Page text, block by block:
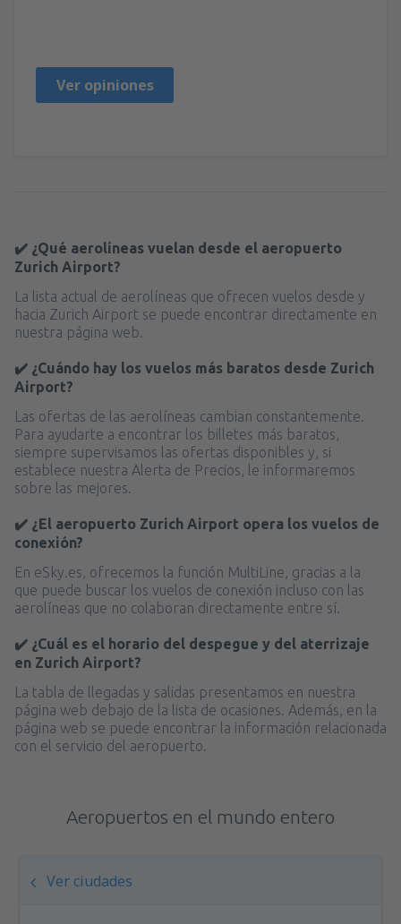
Ver opiniones
✔️ ¿Qué aerolíneas vuelan desde el aeropuerto
Zurich Airport?
La lista actual de aerolíneas que ofrecen vuelos desde y
hacia Zurich Airport se puede encontrar directamente en
nuestra página web.
✔️ ¿Cuándo hay los vuelos más baratos desde Zurich
Airport?
Las ofertas de las aerolíneas cambian constantemente.
Para ayudarte a encontrar los billetes más baratos,
siempre supervisamos las ofertas disponibles y, si
establece nuestra Alerta de Precios, le informaremos
sobre las mejores.
✔️ ¿El aeropuerto Zurich Airport opera los vuelos de
conexión?
En eSky.es, ofrecemos la función MultiLine, gracias a la
que puede buscar los vuelos de conexión incluso con las
aerolíneas que no colaboran directamente entre sí.
✔️ ¿Cuál es el horario del despegue y del aterrizaje
en Zurich Airport?
La tabla de llegadas y salidas presentamos en nuestra
página web debajo de la lista de ocasiones. Además, en la
página web se puede encontrar la información relacionada
con el servicio del aeropuerto.
Aeropuertos en el mundo entero
Ver ciudades